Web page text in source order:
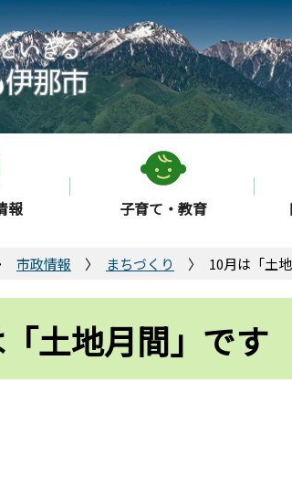
報 子育て・教育
市政情報 まちづくり 10月は「土
土地月間」です